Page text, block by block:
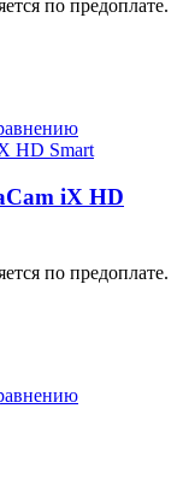
по предоплате.
iX HD
по предоплате.